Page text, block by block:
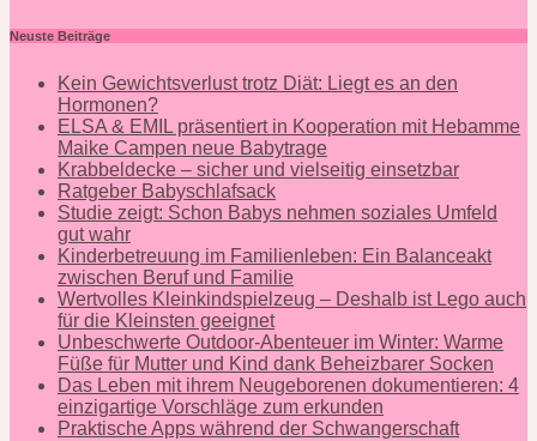
Neuste Beiträge
Kein Gewichtsverlust trotz Diät: Liegt es an den
Hormonen?
ELSA & EMIL präsentiert in Kooperation mit Hebamme
Maike Campen neue Babytrage
Krabbeldecke – sicher und vielseitig einsetzbar
Ratgeber Babyschlafsack
Studie zeigt: Schon Babys nehmen soziales Umfeld
gut wahr
Kinderbetreuung im Familienleben: Ein Balanceakt
zwischen Beruf und Familie
Wertvolles Kleinkindspielzeug – Deshalb ist Lego auch
für die Kleinsten geeignet
Unbeschwerte Outdoor-Abenteuer im Winter: Warme
Füße für Mutter und Kind dank Beheizbarer Socken
Das Leben mit ihrem Neugeborenen dokumentieren: 4
einzigartige Vorschläge zum erkunden
Praktische Apps während der Schwangerschaft